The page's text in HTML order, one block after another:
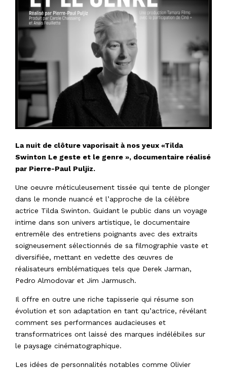
La nuit de clôture vaporisait à nos yeux «Tilda
Swinton Le geste et le genre », documentaire réalisé
par Pierre-Paul Puljiz.
Une oeuvre méticuleusement tissée qui tente de plonger
dans le monde nuancé et l’approche de la célèbre
actrice Tilda Swinton. Guidant le public dans un voyage
intime dans son univers artistique, le documentaire
entremêle des entretiens poignants avec des extraits
soigneusement sélectionnés de sa filmographie vaste et
diversifiée, mettant en vedette des œuvres de
réalisateurs emblématiques tels que Derek Jarman,
Pedro Almodovar et Jim Jarmusch.
Il offre en outre une riche tapisserie qui résume son
évolution et son adaptation en tant qu’actrice, révélant
comment ses performances audacieuses et
transformatrices ont laissé des marques indélébiles sur
le paysage cinématographique.
Les idées de personnalités notables comme Olivier